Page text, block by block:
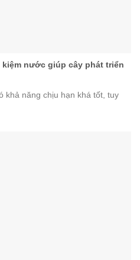
nước giúp cây phát triển
khả năng chịu hạn khá tốt, tuy